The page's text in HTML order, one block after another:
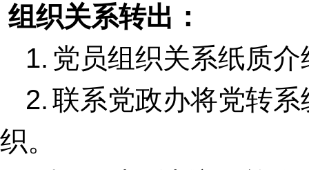
组织关系转出：
1. 党员组织关系纸质
2. 联系党政办将党转
织。